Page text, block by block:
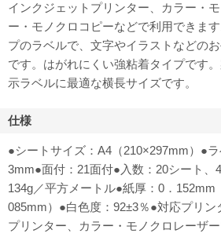
インクジェットプリンター、カラー・
ー・モノクロコピーなどで利用できま
プのラベルで、文字やイラストなどの
です。はがれにくい強粘着タイプです
示ラベルに最適な横長サイズです。
仕様
●シートサイズ：A4（210×297mm）●ラ
3mm●面付：21面付●入数：20シート、
134g／平方メートル●紙厚：0．152mm
085mm）●白色度：92±3％●対応プリン
プリンター、カラー・モノクロレーザ